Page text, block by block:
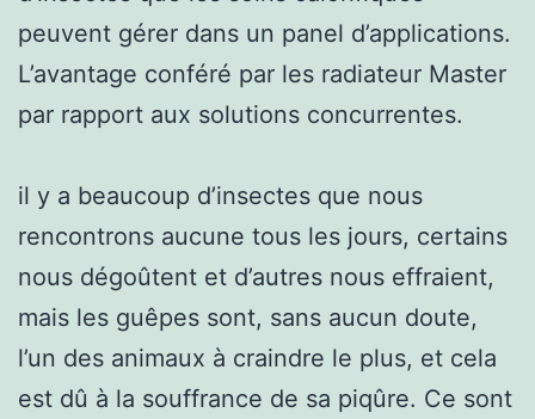
peuvent gérer dans un panel d’applications.
L’avantage conféré par les radiateur Master
par rapport aux solutions concurrentes.
il y a beaucoup d’insectes que nous
rencontrons aucune tous les jours, certains
nous dégoûtent et d’autres nous effraient,
mais les guêpes sont, sans aucun doute,
l’un des animaux à craindre le plus, et cela
est dû à la souffrance de sa piqûre. Ce sont